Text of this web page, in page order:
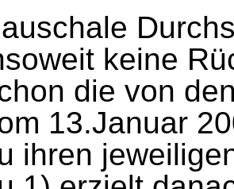
keine
die von
13.Januar
ihren